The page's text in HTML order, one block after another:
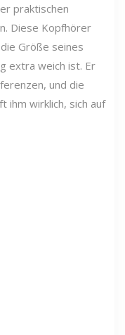
praktischen
Diese Kopfhörer
Größe seines
extra weich ist. Er
und die
ihm wirklich, sich auf